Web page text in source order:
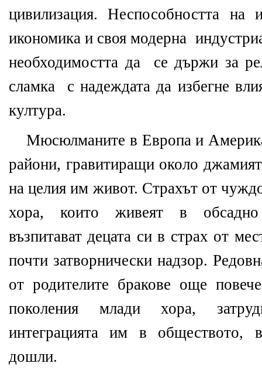
цивилизация. Неспособността на
икономика и своя модерна
необходимостта да
се държи за
сламка
с надеждата да избегне
култура.
Мюсюлманите в Европа и
райони, гравитиращи около
на целия им живот. Страхът от
хора, които живеят в
възпитават децата си в страх от
почти затворнически надзор.
от родителите бракове още
поколения млади хора,
интеграцията им в обществото,
дошли.